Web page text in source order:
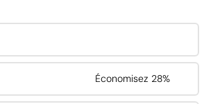
Économisez 28%